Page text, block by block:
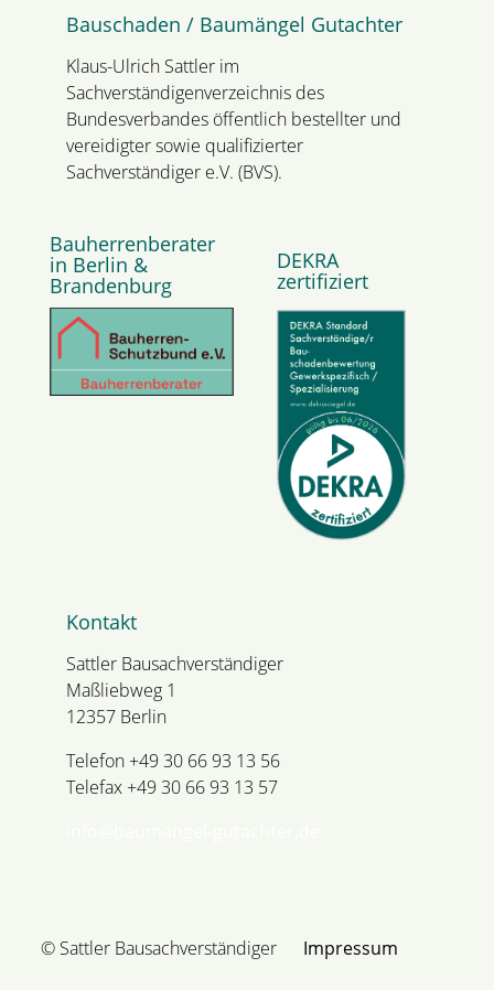
Bauschaden / Baumängel Gutachter
Klaus-Ulrich Sattler im
Sachverständigenverzeichnis des
Bundesverbandes öffentlich bestellter und
vereidigter sowie qualifizierter
Sachverständiger e.V. (BVS).
Bauherrenberater
in Berlin &
Brandenburg
DEKRA
zertifiziert
Kontakt
Sattler Bausachverständiger
Maßliebweg 1
12357 Berlin
Telefon +49 30 66 93 13 56
Telefax +49 30 66 93 13 57
© Sattler Bausachverständiger Impressum